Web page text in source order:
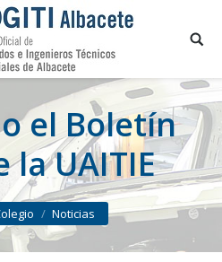
el Boletín
la UAITIE
Noticias